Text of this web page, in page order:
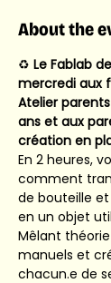
About the
♻️ Le Fablab
mercredi aux
Atelier
ans et aux
création en
En 2 heures,
comment
de bouteille
en un objet
Mêlant
manuels et
chacun.e de